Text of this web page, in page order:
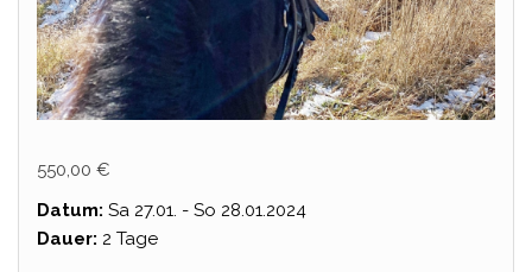
550,00 €
Datum: Sa 27.01. - So 28.01.2024
Dauer: 2 Tage